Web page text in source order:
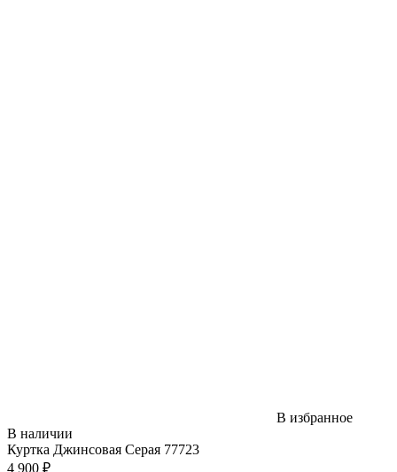
В избранное
В наличии
Куртка Джинсовая Серая 77723
4 900 ₽